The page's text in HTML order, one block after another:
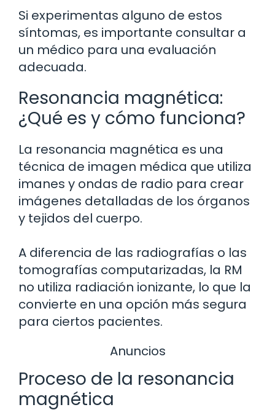
Si experimentas alguno de estos
síntomas, es importante consultar a
un médico para una evaluación
adecuada.
Resonancia magnética:
¿Qué es y cómo funciona?
La resonancia magnética es una
técnica de imagen médica que utiliza
imanes y ondas de radio para crear
imágenes detalladas de los órganos
y tejidos del cuerpo.
A diferencia de las radiografías o las
tomografías computarizadas, la RM
no utiliza radiación ionizante, lo que la
convierte en una opción más segura
para ciertos pacientes.
Anuncios
Proceso de la resonancia
magnética